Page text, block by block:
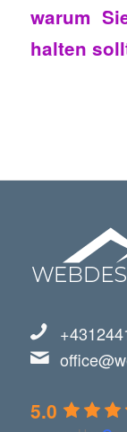
warum
halten
5.0